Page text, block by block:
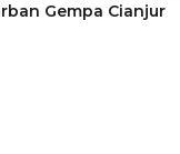
Gempa Cianjur